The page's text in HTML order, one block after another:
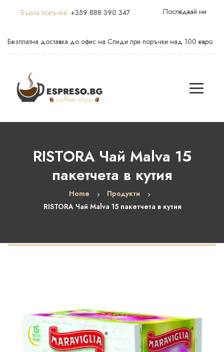
Бърза поръчка: +359 888 390 347 Последвай ни
Безплатна доставка до офис на Спиди при поръчки над 100 евро.
RISTORA Чай Malva 15
пакетчета в кутия
Home
Продукти
RISTORA Чай Malva 15 пакетчета в кутия